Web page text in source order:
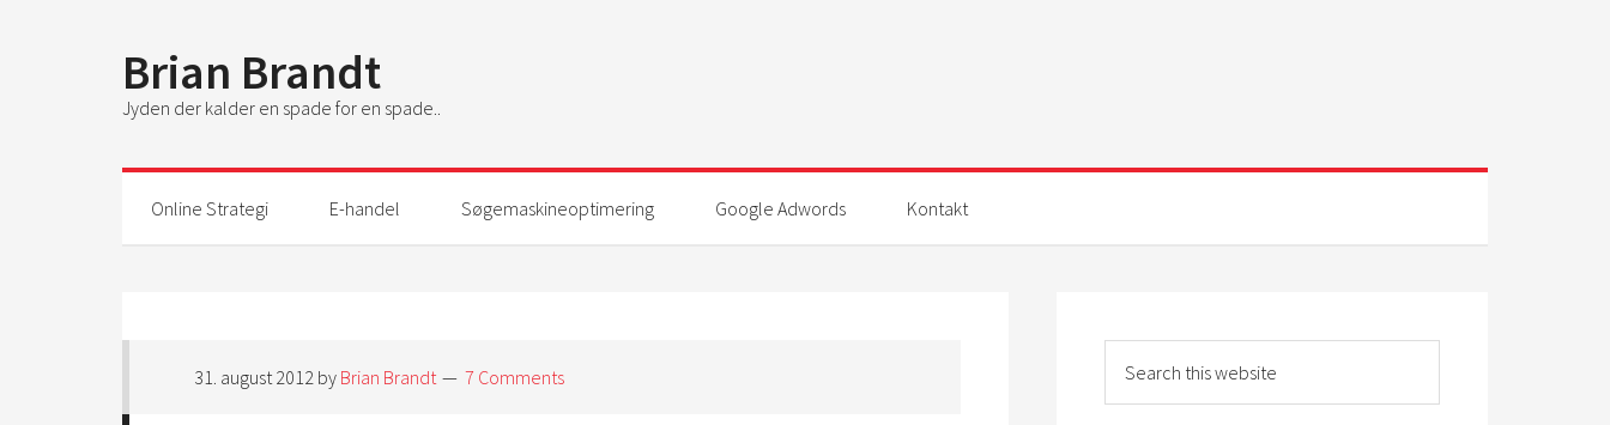
Brian Brandt
Jyden der kalder en spade for en spade..
Online Strategi E-handel Søgemaskineoptimering Google Adwords Kontakt
31. august 2012 by Brian Brandt 7 Comments